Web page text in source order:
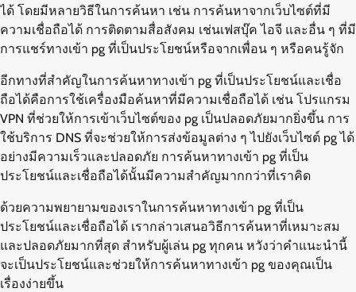
ได้ โดยมีหลายวิธีในการค้นหา เช่น การค้นหาจากเว็บไซต์ที่มี
ความเชื่อถือได้ การติดตามสื่อสังคม เช่นเฟสบุ๊ค ไอจี และอื่น ๆ ที่มี
การแชร์ทางเข้า pg ที่เป็นประโยชน์หรือจากเพื่อน ๆ หรือคนรู้จัก
อีกทางที่สำคัญในการค้นหาทางเข้า pg ที่เป็นประโยชน์และเชื่อ
ถือได้คือการใช้เครื่องมือค้นหาที่มีความเชื่อถือได้ เช่น โปรแกรม
VPN ที่ช่วยให้การเข้าเว็บไซต์ของ pg เป็นปลอดภัยมากยิ่งขึ้น การ
ใช้บริการ DNS ที่จะช่วยให้การส่งข้อมูลต่าง ๆ ไปยังเว็บไซต์ pg ได้
อย่างมีความเร็วและปลอดภัย การค้นหาทางเข้า pg ที่เป็น
ประโยชน์และเชื่อถือได้นั้นมีความสำคัญมากกว่าที่เราคิด
ด้วยความพยายามของเราในการค้นหาทางเข้า pg ที่เป็น
ประโยชน์และเชื่อถือได้ เรากล่าวเสนอวิธีการค้นหาที่เหมาะสม
และปลอดภัยมากที่สุด สำหรับผู้เล่น pg ทุกคน หวังว่าคำแนะนำนี้
จะเป็นประโยชน์และช่วยให้การค้นหาทางเข้า pg ของคุณเป็น
เรื่องง่ายขึ้น